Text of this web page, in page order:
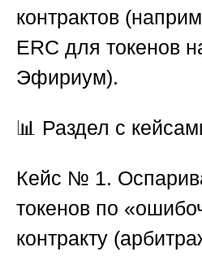
контрактов
ERC для токенов
Эфириум).
📊 Раздел с
Кейс № 1.
токенов по
контракту